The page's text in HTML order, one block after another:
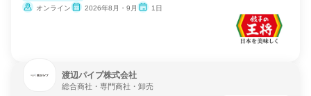
オンライン
2026年8月・9月 1日
渡辺パイプ株式会社
総合商社・専門商社・卸売